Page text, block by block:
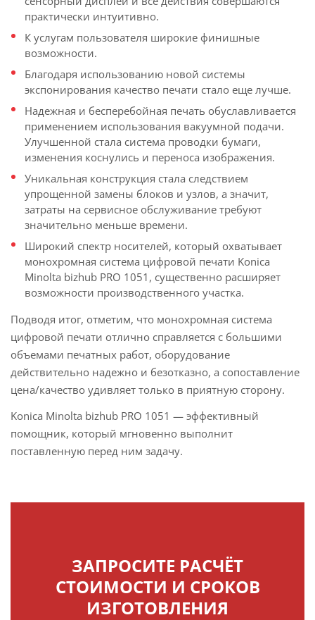
практически интуитивно.
К услугам пользователя широкие финишные
возможности.
Благодаря использованию новой системы
экспонирования качество печати стало еще лучше.
Надежная и бесперебойная печать обуславливается
применением использования вакуумной подачи.
Улучшенной стала система проводки бумаги,
изменения коснулись и переноса изображения.
Уникальная конструкция стала следствием
упрощенной замены блоков и узлов, а значит,
затраты на сервисное обслуживание требуют
значительно меньше времени.
Широкий спектр носителей, который охватывает
монохромная система цифровой печати Konica
Minolta bizhub PRO 1051, существенно расширяет
возможности производственного участка.
Подводя итог, отметим, что монохромная система
цифровой печати отлично справляется с большими
объемами печатных работ, оборудование
действительно надежно и безотказно, а сопоставление
цена/качество удивляет только в приятную сторону.
Konica Minolta bizhub PRO 1051 — эффективный
помощник, который мгновенно выполнит
поставленную перед ним задачу.
ЗАПРОСИТЕ РАСЧЁТ
СТОИМОСТИ И СРОКОВ
ИЗГОТОВЛЕНИЯ